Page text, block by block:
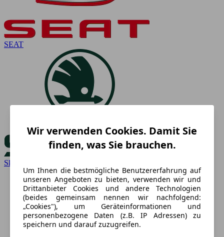
SEAT
Skoda
Wir verwenden Cookies. Damit Sie
finden, was Sie brauchen.
Um Ihnen die bestmögliche Benutzererfahrung auf
unseren Angeboten zu bieten, verwenden wir und
Drittanbieter Cookies und andere Technologien
(beides gemeinsam nennen wir nachfolgend:
„Cookies"), um Geräteinformationen und
personenbezogene Daten (z.B. IP Adressen) zu
speichern und darauf zuzugreifen.